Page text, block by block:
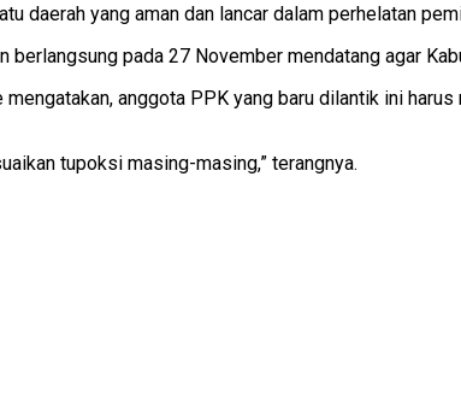
daerah yang aman dan lancar dalam perhelatan
berlangsung pada 27 November mendatang agar
anggota PPK yang baru dilantik ini
tupoksi masing-masing,” terangnya.